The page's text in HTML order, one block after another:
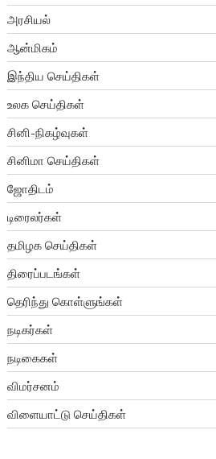
அரசியல்
ஆன்மிகம்
இந்திய செய்திகள்
உலக செய்திகள்
சினி-நிகழ்வுகள்
சினிமா செய்திகள்
ஜோதிடம்
டிரைலர்கள்
தமிழக செய்திகள்
திரைப்படங்கள்
தெரிந்து கொள்ளுங்கள்
நடிகர்கள்
நடிகைகள்
விமர்சனம்
விளையாட்டு செய்திகள்